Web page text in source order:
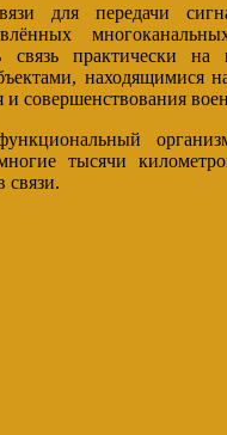
для передачи
связь практически на
находящимися
и совершенствования
тысячи
связи.